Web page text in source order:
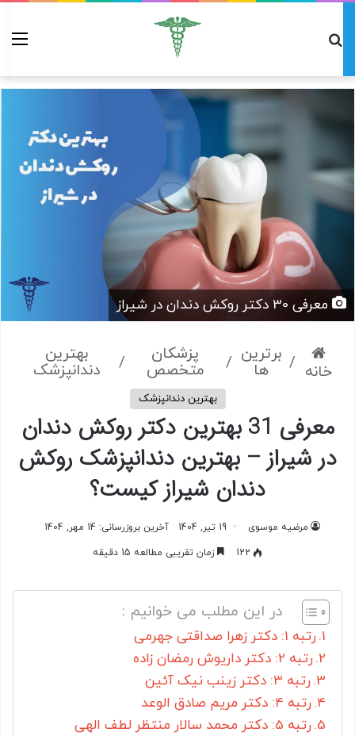
معرفی 30 دکتر روکش دندان در شیراز
خانه / برترین
ها / پزشکان
متخصص / بهترین
دندانپزشک
بهترین دندانپزشک
معرفی 31 بهترین دکتر روکش دندان
در شیراز – بهترین دندانپزشک روکش
دندان شیراز کیست؟
مرضیه موسوی 19 تیر, 1404
آخرین بروزرسانی: 14 مهر, 1404
122
زمان تقریبی مطالعه 15 دقیقه
در این مطلب می خوانیم :
رتبه 1: دکتر زهرا صداقتی جهرمی
رتبه 2: دکتر داریوش رمضان زاده
رتبه 3: دکتر زینب نیک آئین
رتبه 4: دکتر مریم صادق الوعد
رتبه 5: دکتر محمد سالار منتظر لطف الهی